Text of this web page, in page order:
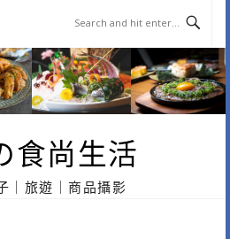
食尚生活
｜旅遊｜商品攝影